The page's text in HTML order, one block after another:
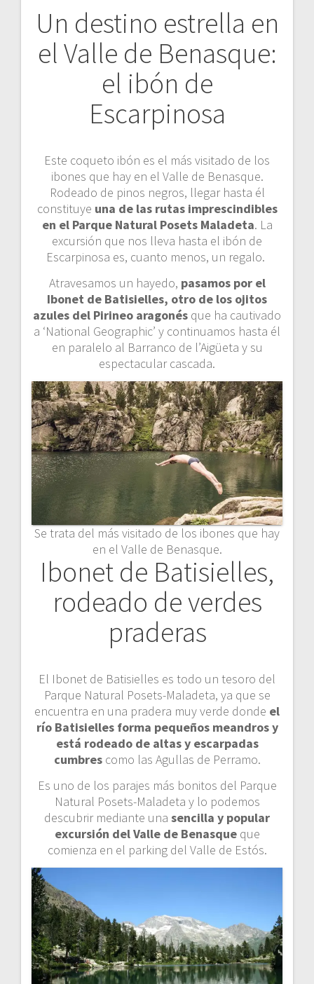
Un destino estrella en
el Valle de Benasque:
el ibón de
Escarpinosa
Este coqueto ibón es el más visitado de los
ibones que hay en el Valle de Benasque.
Rodeado de pinos negros, llegar hasta él
constituye una de las rutas imprescindibles
en el Parque Natural Posets Maladeta. La
excursión que nos lleva hasta el ibón de
Escarpinosa es, cuanto menos, un regalo.
Atravesamos un hayedo, pasamos por el
Ibonet de Batisielles, otro de los ojitos
azules del Pirineo aragonés que ha cautivado
a ‘National Geographic’ y continuamos hasta él
en paralelo al Barranco de l’Aigüeta y su
espectacular cascada.
Se trata del más visitado de los ibones que hay
en el Valle de Benasque.
Ibonet de Batisielles,
rodeado de verdes
praderas
El Ibonet de Batisielles es todo un tesoro del
Parque Natural Posets-Maladeta, ya que se
encuentra en una pradera muy verde donde el
río Batisielles forma pequeños meandros y
está rodeado de altas y escarpadas
cumbrescomo las Agullas de Perramo.
Es uno de los parajes más bonitos del Parque
Natural Posets-Maladeta y lo podemos
descubrir mediante una sencilla y popular
excursión del Valle de Benasqueque
comienza en el parking del Valle de Estós.